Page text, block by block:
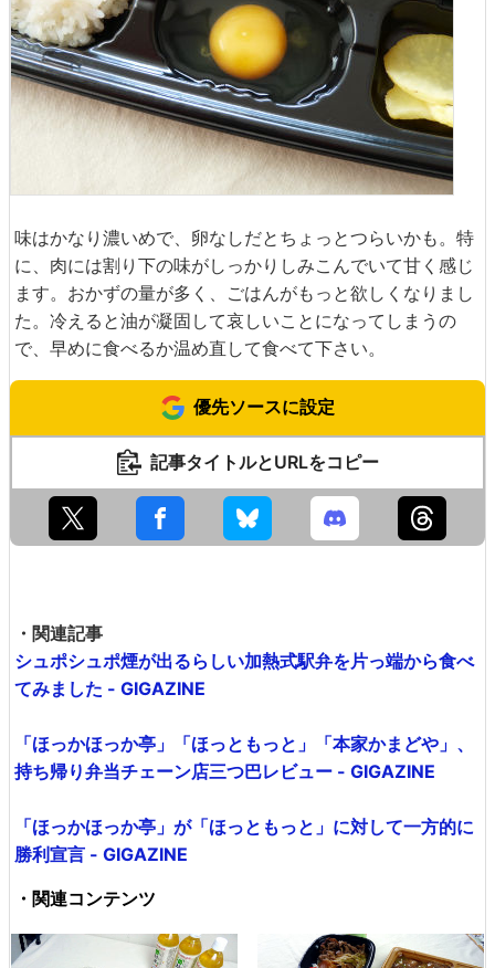
味はかなり濃いめで、卵なしだとちょっとつらいかも。特
に、肉には割り下の味がしっかりしみこんでいて甘く感じ
ます。おかずの量が多く、ごはんがもっと欲しくなりまし
た。冷えると油が凝固して哀しいことになってしまうの
で、早めに食べるか温め直して食べて下さい。
優先ソースに設定
記事タイトルとURLをコピー
・関連記事
シュポシュポ煙が出るらしい加熱式駅弁を片っ端から食べ
てみました - GIGAZINE
「ほっかほっか亭」「ほっともっと」「本家かまどや」、
持ち帰り弁当チェーン店三つ巴レビュー - GIGAZINE
「ほっかほっか亭」が「ほっともっと」に対して一方的に
勝利宣言 - GIGAZINE
・関連コンテンツ